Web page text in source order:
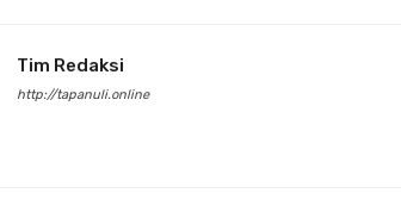
Tim Redaksi
http://tapanuli.online